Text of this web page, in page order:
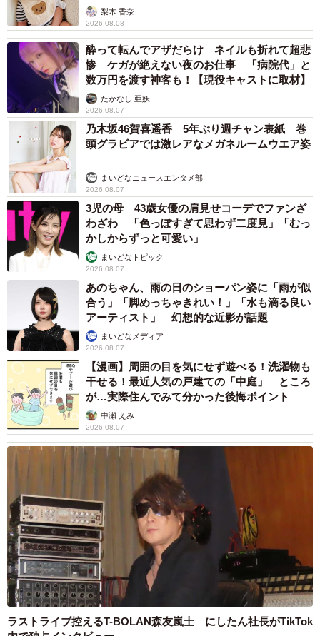
梨木 香奈
2026.08.08
酔って転んでアザだらけ ネイルも折れて超悲
惨 ケガが絶えない夜のお仕事 「病院代」と
数万円を渡す神客も！【現役キャストに取材】
たかなし 亜妖
2026.08.07
乃木坂46賀喜遥香 5年ぶり週チャン表紙 巻
頭グラビアでは激レアなメガネルームウエア姿
まいどなニュースエンタメ部
2026.08.07
3児の母 43歳女優の肩見せコーデでファンざ
わざわ 「色っぽすぎて思わず二度見」「むっ
かしからずっと可愛い」
まいどなトピック
2026.08.07
あのちゃん、雨の日のショーパン姿に「雨が似
合う」「脚めっちゃきれい！」「水も滴る良い
アーティスト」 幻想的な近影が話題
まいどなメディア
2026.08.07
【漫画】周囲の目を気にせず遊べる！洗濯物も
干せる！最近人気の戸建ての「中庭」 ところ
が…実際住んでみて分かった後悔ポイント
中瀬 えみ
2026.08.07
ラストライブ控えるT-BOLAN森友嵐士 にしたん社長がTikTok